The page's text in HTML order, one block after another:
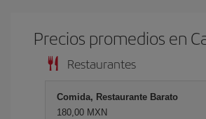
Precios promedios en
Restaurantes
Comida, Restaurante Barato
180,00 MXN